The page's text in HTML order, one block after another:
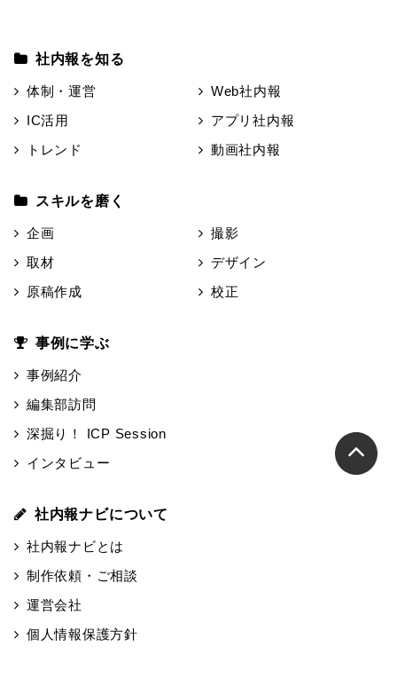
社内報を知る
体制・運営
IC活用
トレンド
Web社内報
アプリ社内報
動画社内報
スキルを磨く
企画
取材
原稿作成
撮影
デザイン
校正
事例に学ぶ
事例紹介
編集部訪問
深掘り！ ICP Session
インタビュー
社内報ナビについて
社内報ナビとは
制作依頼・ご相談
運営会社
個人情報保護方針